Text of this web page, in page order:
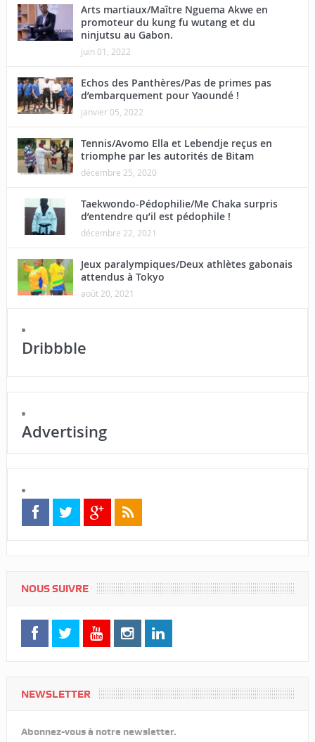
Arts martiaux/Maître Nguema Akwe en
promoteur du kung fu wutang et du
ninjutsu au Gabon.
juin 01, 2022
Echos des Panthères/Pas de primes pas
d’embarquement pour Yaoundé !
janvier 05, 2022
Tennis/Avomo Ella et Lebendje reçus en
triomphe par les autorités de Bitam
décembre 25, 2020
Taekwondo-Pédophilie/Me Chaka surpris
d’entendre qu’il est pédophile !
décembre 22, 2021
Jeux paralympiques/Deux athlètes gabonais
attendus à Tokyo
août 20, 2021
Dribbble
Advertising
NOUS SUIVRE
NEWSLETTER
Abonnez-vous à notre newsletter.